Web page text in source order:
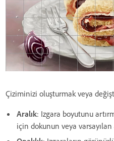
Çiziminizi oluşturmak veya
Aralık: Izgara boyutunu
için dokunun veya varsayılan